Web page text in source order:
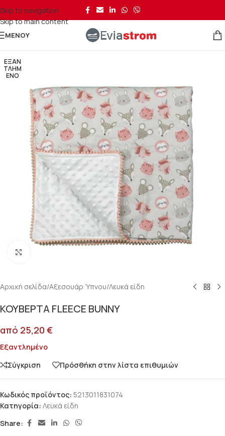
Skip to navigation
Skip to main content
ΜΕΝΟΎ
ΕΞΑΝ
ΤΛΗΜ
ΈΝΟ
Αρχική σελίδα/Αξεσουάρ Ύπνου/Λευκά είδη
ΚΟΥΒΕΡΤΑ FLEECE BUNNY
από 25,20 €
Εξαντλημένο
Σύγκριση
Πρόσθήκη στην λίστα επιθυμιών
Κωδικός προϊόντος: 5213011831074
Κατηγορία: Λευκά είδη
Share: